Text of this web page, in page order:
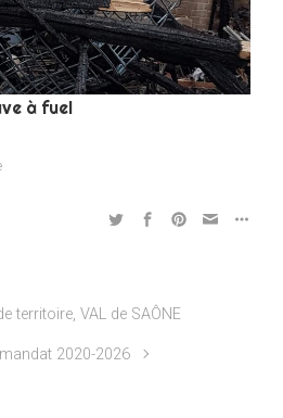
à fuel
territoire, VAL de SAÔNE
2020-2026